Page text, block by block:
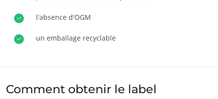
Turquie (turc)
l'absence d'OGM
un emballage recyclable
Comment obtenir le label